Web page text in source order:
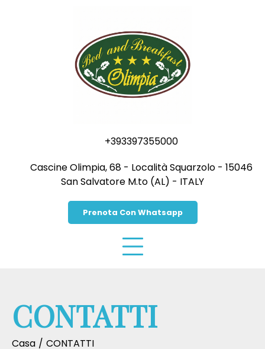
+393397355000
Cascine Olimpia, 68 - Località Squarzolo - 15046
San Salvatore M.to (AL) - ITALY
Prenota Con Whatsapp
CONTATTI
Casa CONTATTI